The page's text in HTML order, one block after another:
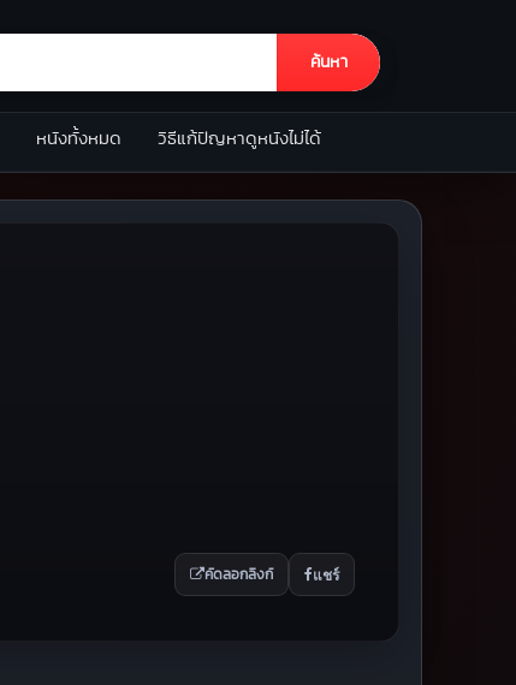
ค้นหา
หนังทั้งหมด วิธีแก้ปัญหาดูหนังไม่ได้
คัดลอกลิงก์ แชร์